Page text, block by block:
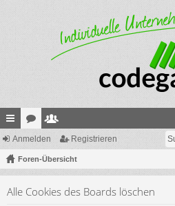
ch
ne
or
en
itg
lie
Anmelden Registrieren
Foren-Übersicht
Alle Cookies des Boards löschen